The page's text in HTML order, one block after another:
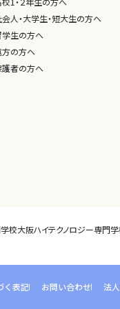
会人・大学生・短大生の方へ
学生の方へ
方の方へ
護者の方へ
校大阪ハイテクノロジー専門
く表記 お問い合わせ 法